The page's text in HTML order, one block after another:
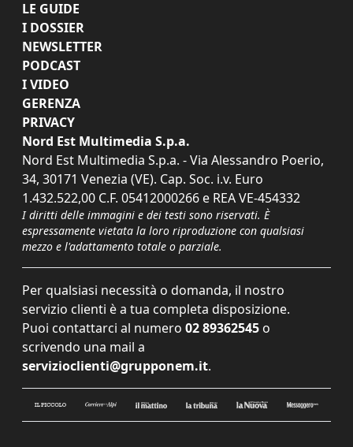
LE GUIDE
I DOSSIER
NEWSLETTER
PODCAST
I VIDEO
GERENZA
PRIVACY
Nord Est Multimedia S.p.a.
Nord Est Multimedia S.p.a. - Via Alessandro Poerio,
34, 30171 Venezia (VE). Cap. Soc. i.v. Euro
1.432.522,00 C.F. 05412000266 e REA VE-454332
I diritti delle immagini e dei testi sono riservati. È
espressamente vietata la loro riproduzione con qualsiasi
mezzo e l'adattamento totale o parziale.
Per qualsiasi necessità o domanda, il nostro
servizio clienti è a tua completa disposizione.
Puoi contattarci al numero 02 89362545 o
scrivendo una mail a
servizioclienti@grupponem.it.